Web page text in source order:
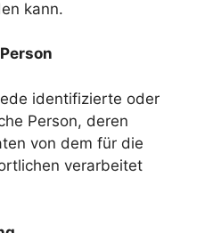
kann.
identifizierte oder
Person, deren
von dem für die
verarbeitet